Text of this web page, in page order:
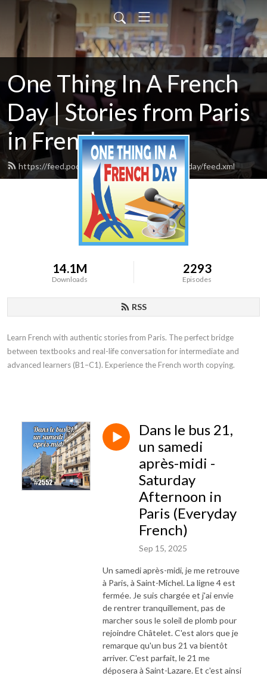
One Thing In A French
Day | Stories from Paris
in French
https://feed.podbean.com/onethinginafrenchday/feed.xml
14.1M
Downloads
2293
Episodes
RSS
Learn French with authentic stories from Paris. The perfect bridge
between textbooks and real-life conversation for intermediate and
advanced learners (B1–C1). Experience the French worth copying.
Dans le bus 21,
un samedi
après-midi -
Saturday
Afternoon in
Paris (Everyday
French)
Sep 15, 2025
Un samedi après-midi, je me retrouve
à Paris, à Saint-Michel. La ligne 4 est
fermée. Je suis chargée et j'ai envie
de rentrer tranquillement, pas de
marcher sous le soleil de plomb pour
rejoindre Châtelet. C'est alors que je
remarque qu'un bus 21 va bientôt
arriver. C'est parfait, le 21 me
déposera à Saint-Lazare. Et c'est ainsi